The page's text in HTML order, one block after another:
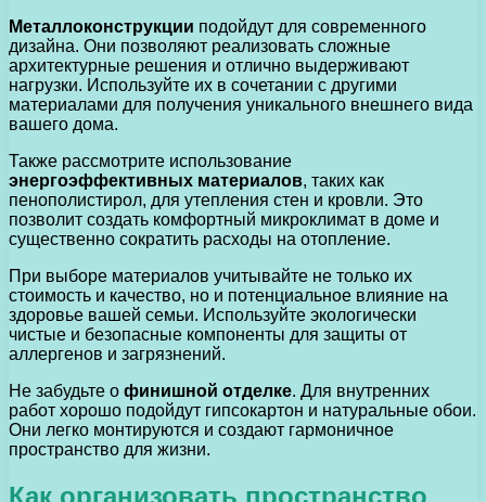
Металлоконструкции подойдут для современного
дизайна. Они позволяют реализовать сложные
архитектурные решения и отлично выдерживают
нагрузки. Используйте их в сочетании с другими
материалами для получения уникального внешнего вида
вашего дома.
Также рассмотрите использование
энергоэффективных материалов, таких как
пенополистирол, для утепления стен и кровли. Это
позволит создать комфортный микроклимат в доме и
существенно сократить расходы на отопление.
При выборе материалов учитывайте не только их
стоимость и качество, но и потенциальное влияние на
здоровье вашей семьи. Используйте экологически
чистые и безопасные компоненты для защиты от
аллергенов и загрязнений.
Не забудьте о финишной отделке. Для внутренних
работ хорошо подойдут гипсокартон и натуральные обои.
Они легко монтируются и создают гармоничное
пространство для жизни.
Как организовать пространство